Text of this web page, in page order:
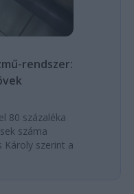
rendszer:
80 százaléka
száma
Károly szerint a